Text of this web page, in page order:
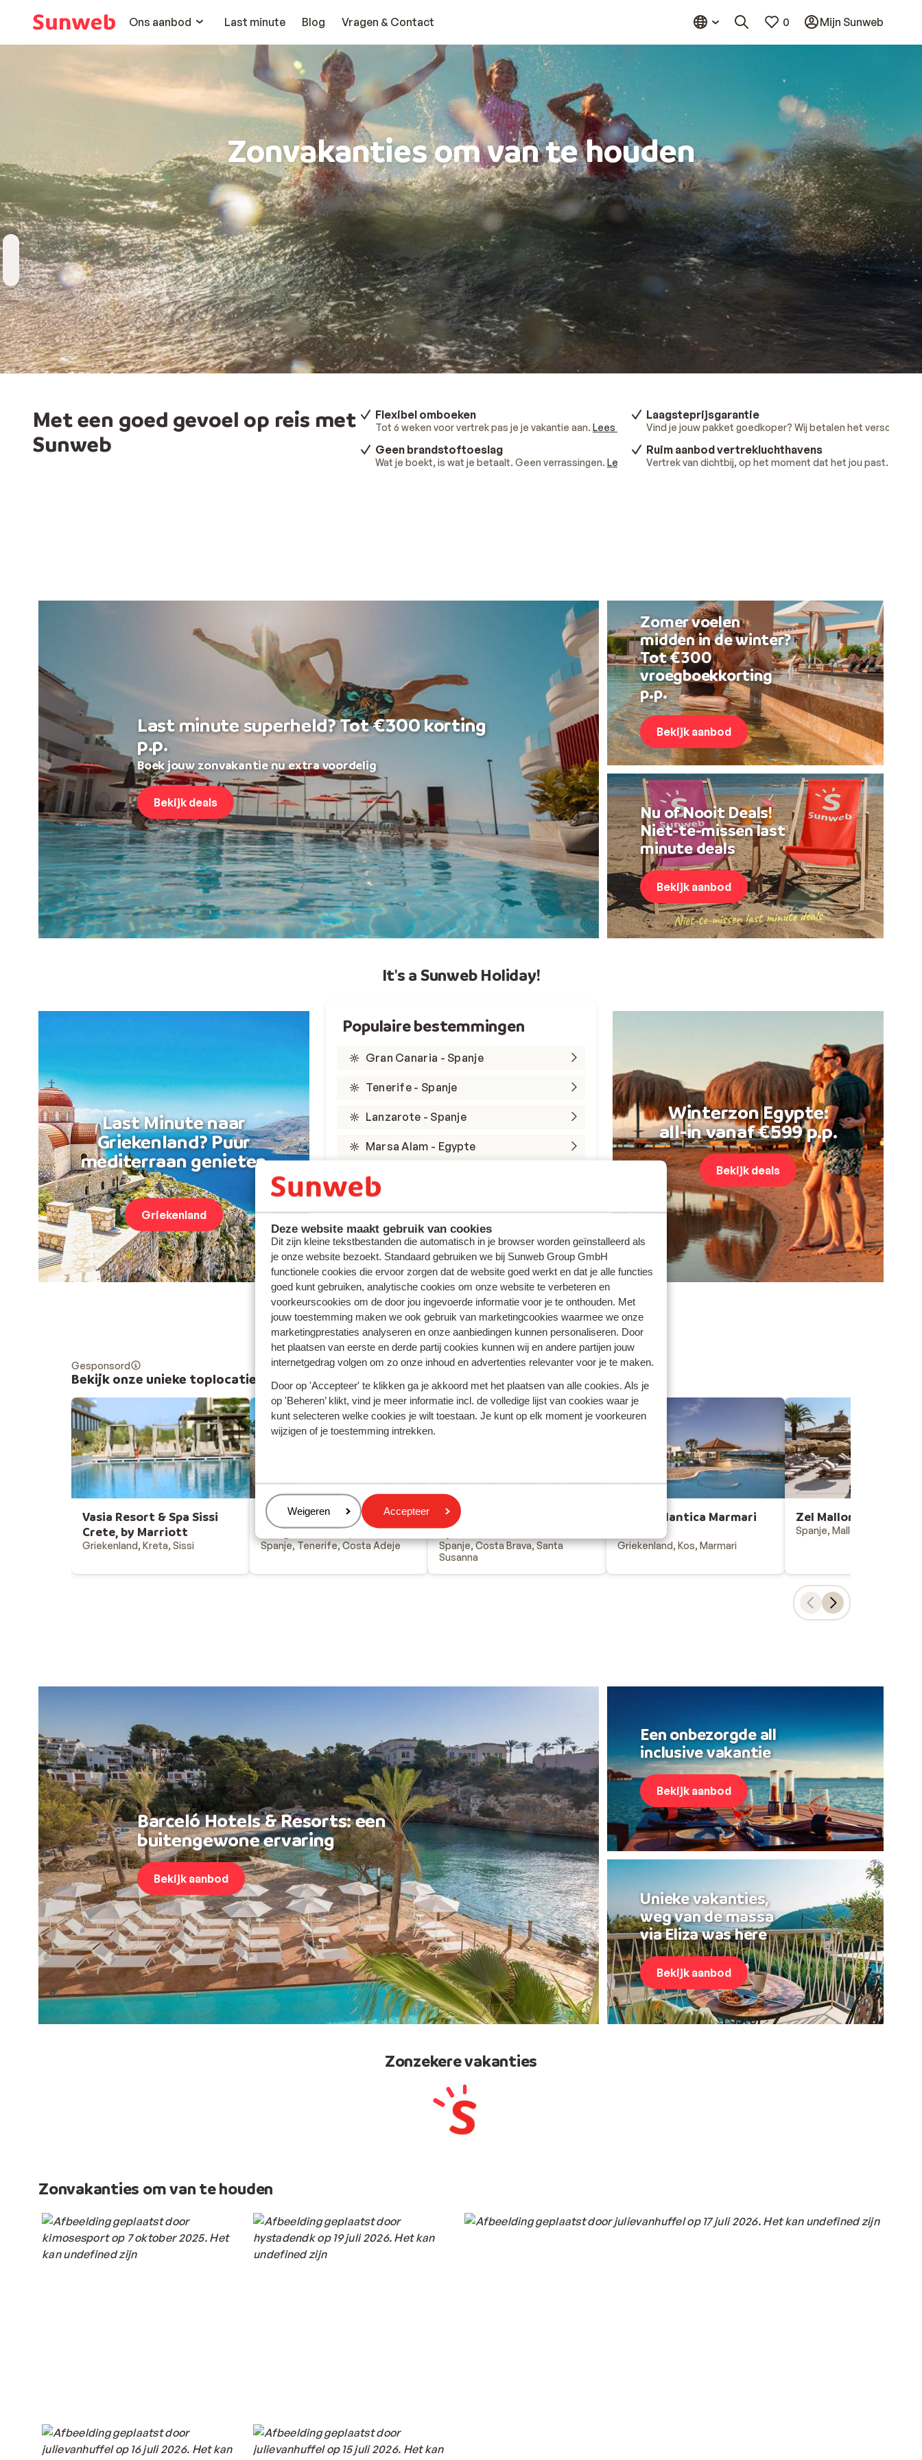
Deze website maakt gebruik van cookies
Dit zijn kleine tekstbestanden die automatisch in je browser worden geïnstalleerd als
je onze website bezoekt. Standaard gebruiken we bij Sunweb Group GmbH
functionele cookies die ervoor zorgen dat de website goed werkt en dat je alle functies
goed kunt gebruiken, analytische cookies om onze website te verbeteren en
voorkeurscookies om de door jou ingevoerde informatie voor je te onthouden. Met
jouw toestemming maken we ook gebruik van marketingcookies waarmee we onze
marketingprestaties analyseren en onze aanbiedingen kunnen personaliseren. Door
het plaatsen van eerste en derde partij cookies kunnen wij en andere partijen jouw
internetgedrag volgen om zo onze inhoud en advertenties relevanter voor je te maken.
Door op 'Accepteer' te klikken ga je akkoord met het plaatsen van alle cookies. Als je
op 'Beheren’ klikt, vind je meer informatie incl. de volledige lijst van cookies waar je
kunt selecteren welke cookies je wilt toestaan. Je kunt op elk moment je voorkeuren
wijzigen of je toestemming intrekken.
Beheren
Weigeren Accepteer
Ons aanbod
Last minute Blog Vragen & Contact 0 Mijn Sunweb
Zonvakanties om van te houden
Bestemming
Kies bestemming
Wanneer
Vertrekdatum
Hoelang
Duur toevoegen
Reizigers
2 personen , 1 kamer
Met een goed gevoel op reis met
Sunweb
Flexibel omboeken
Tot 6 weken voor vertrek pas je je vakantie aan. Lees meer
Laagsteprijsgarantie
Vind je jouw pakket goedkoper? Wij betalen het verschil.
Geen brandstoftoeslag
Wat je boekt, is wat je betaalt. Geen verrassingen. Lees meer.
Ruim aanbod vertrekluchthavens
Vertrek van dichtbij, op het moment dat het jou past.
Last minute superheld? Tot €300 korting
p.p.
Boek jouw zonvakantie nu extra voordelig
Bekijk deals
Zomer voelen
midden in de winter?
Tot €300
vroegboekkorting
p.p.
Bekijk aanbod
Nu of Nooit Deals!
Niet-te-missen last
minute deals
Bekijk aanbod
It's a Sunweb Holiday!
Last Minute naar
Griekenland? Puur
mediterraan genieten
Griekenland
Populaire bestemmingen
Gran Canaria - Spanje
Tenerife - Spanje
Lanzarote - Spanje
Marsa Alam - Egypte
Rode Zee - Egypte
Rhodos - Griekenland
Turkse Riviera - Turkije
Winterzon Egypte:
all-in vanaf €599 p.p.
Bekijk deals
Gesponsord
Bekijk onze unieke toplocaties
Vasia Resort & Spa Sissi
Crete, by Marriott
Griekenland, Kreta, Sissi
Iberostar Waves
Bouganville Playa
Spanje, Tenerife, Costa Adeje
AQUA Hotel The Breeze &
Spa
Spanje, Costa Brava, Santa
Susanna
Hotel Atlantica Marmari
Griekenland, Kos, Marmari
Zel Mallorca
Spanje, Mallorca, Palma
Barceló Hotels & Resorts: een
buitengewone ervaring
Bekijk aanbod
Een onbezorgde all
inclusive vakantie
Bekijk aanbod
Unieke vakanties,
weg van de massa
via Eliza was here
Bekijk aanbod
Zonzekere vakanties
Zonvakanties om van te houden